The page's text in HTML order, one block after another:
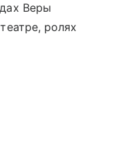
Веры
ролях